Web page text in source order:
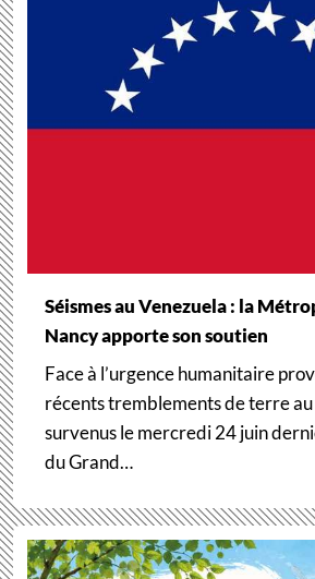
Séismes au Venezuela : la
Nancy apporte son soutien
Face à l’urgence humanitaire
récents tremblements de terre au
survenus le mercredi 24 juin
du Grand…